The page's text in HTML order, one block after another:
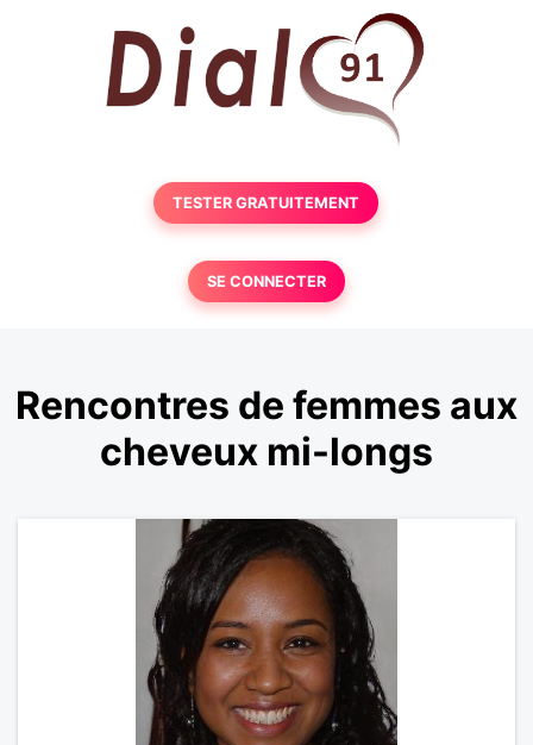
TESTER GRATUITEMENT
SE CONNECTER
Rencontres de femmes aux
cheveux mi-longs